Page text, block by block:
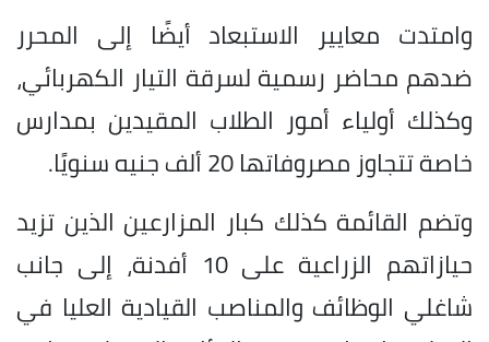
وامتدت معايير الاستبعاد أيضًا إلى المحرر
ضدهم محاضر رسمية لسرقة التيار الكهربائي،
وكذلك أولياء أمور الطلاب المقيدين بمدارس
خاصة تتجاوز مصروفاتها 20 ألف جنيه سنويًا.
وتضم القائمة كذلك كبار المزارعين الذين تزيد
حيازاتهم الزراعية على 10 أفدنة، إلى جانب
شاغلي الوظائف والمناصب القيادية العليا في